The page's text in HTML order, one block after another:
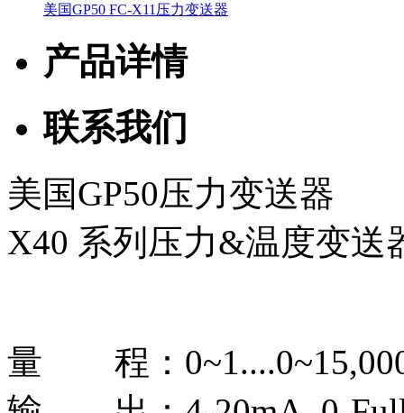
美国GP50 FC-X11压力变送器
产品详情
联系我们
美国GP50压力变送器
X40 系列压力&温度变送
量 程：